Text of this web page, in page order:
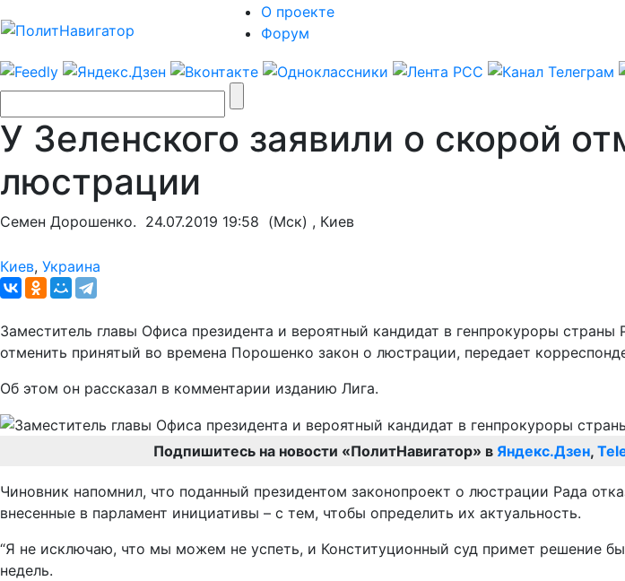
О проекте
Форум
У Зеленского заявили о скорой
люстрации
Семен Дорошенко. 24.07.2019 19:58 (Мск) , Киев
Киев, Украина
Заместитель главы Офиса президента и вероятный кандидат в генпрокуроры
отменить принятый во времена Порошенко закон о люстрации, передает
Об этом он рассказал в комментарии изданию Лига.
Подпишитесь на новости «ПолитНавигатор» в Яндекс.Дзен,
Чиновник напомнил, что поданный президентом законопроект о люстрации Рада
внесенные в парламент инициативы – с тем, чтобы определить их актуальность.
“Я не исключаю, что мы можем не успеть, и Конституционный суд примет решение
недель.